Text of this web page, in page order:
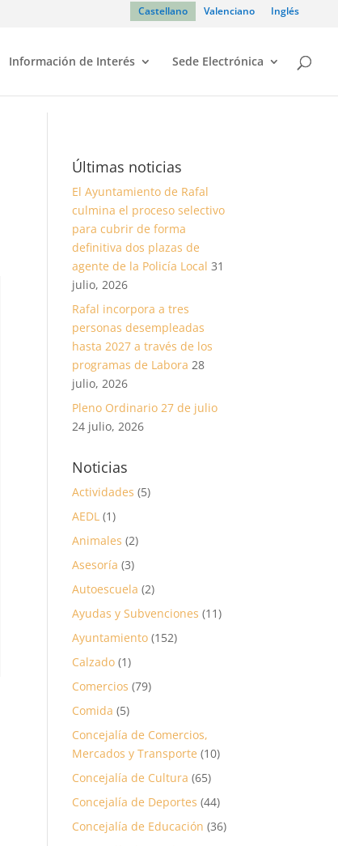
Castellano Valenciano Inglés
Información de Interés Sede Electrónica
Últimas noticias
El Ayuntamiento de Rafal
culmina el proceso selectivo
para cubrir de forma
definitiva dos plazas de
agente de la Policía Local 31
julio, 2026
Rafal incorpora a tres
personas desempleadas
hasta 2027 a través de los
programas de Labora 28
julio, 2026
Pleno Ordinario 27 de julio
24 julio, 2026
Noticias
Actividades (5)
AEDL (1)
Animales (2)
Asesoría (3)
Autoescuela (2)
Ayudas y Subvenciones (11)
Ayuntamiento (152)
Calzado (1)
Comercios (79)
Comida (5)
Concejalía de Comercios,
Mercados y Transporte (10)
Concejalía de Cultura (65)
Concejalía de Deportes (44)
Concejalía de Educación (36)